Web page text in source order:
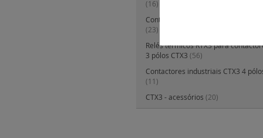
(16)
Contactores industriais CTX3 3
(23)
Relés térmicos RTX3 para
3 pólos CTX3 (56)
Contactores industriais CTX3 4
(11)
CTX3 - acessórios (20)